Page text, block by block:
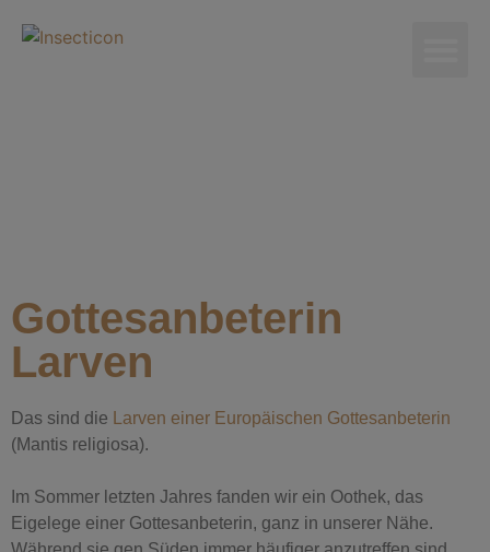
Gottesanbeterin
Larven
Das sind die
Larven einer Europäischen Gottesanbeterin
(Mantis religiosa). ⁣
Im Sommer letzten Jahres fanden wir ein Oothek, das
Eigelege einer Gottesanbeterin, ganz in unserer Nähe. ⁣